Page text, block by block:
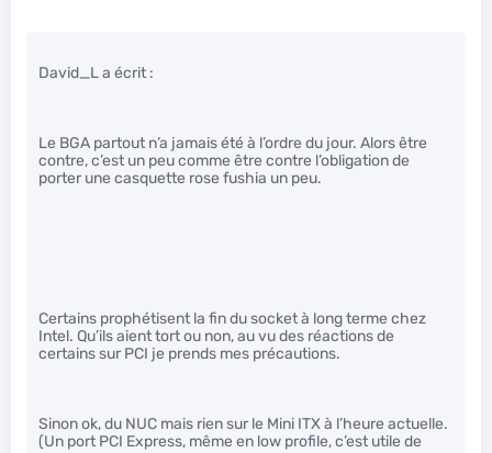
David_L a écrit :
Le BGA partout n’a jamais été à l’ordre du jour. Alors être
contre, c’est un peu comme être contre l’obligation de
porter une casquette rose fushia un peu.
Certains prophétisent la fin du socket à long terme chez
Intel. Qu’ils aient tort ou non, au vu des réactions de
certains sur PCI je prends mes précautions.
Sinon ok, du NUC mais rien sur le Mini ITX à l’heure actuelle.
(Un port PCI Express, même en low profile, c’est utile de